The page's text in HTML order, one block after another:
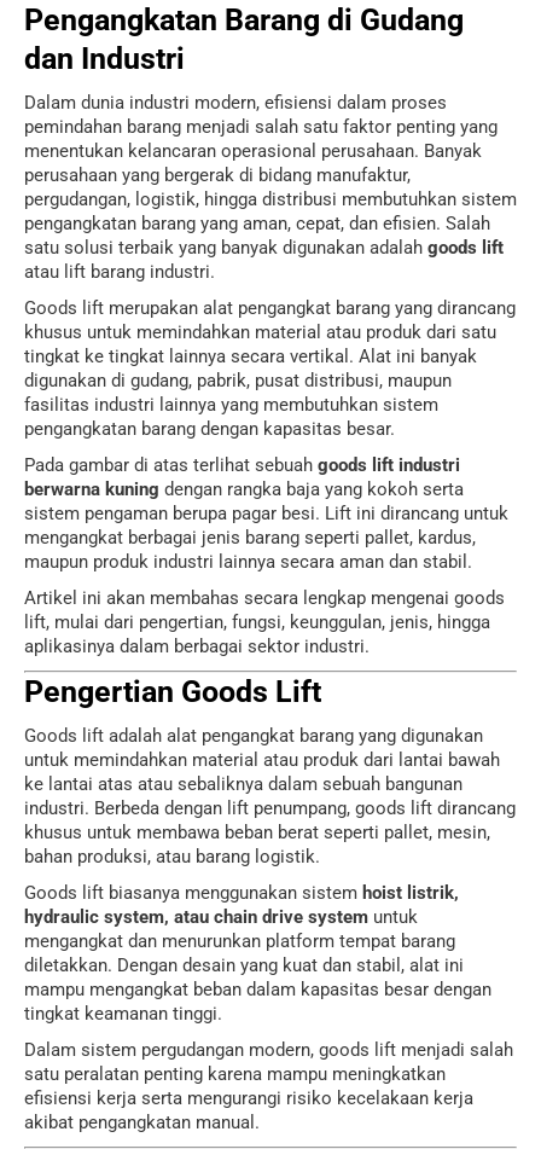
Pengangkatan Barang di Gudang
dan Industri
Dalam dunia industri modern, efisiensi dalam proses
pemindahan barang menjadi salah satu faktor penting yang
menentukan kelancaran operasional perusahaan. Banyak
perusahaan yang bergerak di bidang manufaktur,
pergudangan, logistik, hingga distribusi membutuhkan sistem
pengangkatan barang yang aman, cepat, dan efisien. Salah
satu solusi terbaik yang banyak digunakan adalah goods lift
atau lift barang industri.
Goods lift merupakan alat pengangkat barang yang dirancang
khusus untuk memindahkan material atau produk dari satu
tingkat ke tingkat lainnya secara vertikal. Alat ini banyak
digunakan di gudang, pabrik, pusat distribusi, maupun
fasilitas industri lainnya yang membutuhkan sistem
pengangkatan barang dengan kapasitas besar.
Pada gambar di atas terlihat sebuah goods lift industri
berwarna kuning dengan rangka baja yang kokoh serta
sistem pengaman berupa pagar besi. Lift ini dirancang untuk
mengangkat berbagai jenis barang seperti pallet, kardus,
maupun produk industri lainnya secara aman dan stabil.
Artikel ini akan membahas secara lengkap mengenai goods
lift, mulai dari pengertian, fungsi, keunggulan, jenis, hingga
aplikasinya dalam berbagai sektor industri.
Pengertian Goods Lift
Goods lift adalah alat pengangkat barang yang digunakan
untuk memindahkan material atau produk dari lantai bawah
ke lantai atas atau sebaliknya dalam sebuah bangunan
industri. Berbeda dengan lift penumpang, goods lift dirancang
khusus untuk membawa beban berat seperti pallet, mesin,
bahan produksi, atau barang logistik.
Goods lift biasanya menggunakan sistem hoist listrik,
hydraulic system, atau chain drive system untuk
mengangkat dan menurunkan platform tempat barang
diletakkan. Dengan desain yang kuat dan stabil, alat ini
mampu mengangkat beban dalam kapasitas besar dengan
tingkat keamanan tinggi.
Dalam sistem pergudangan modern, goods lift menjadi salah
satu peralatan penting karena mampu meningkatkan
efisiensi kerja serta mengurangi risiko kecelakaan kerja
akibat pengangkatan manual.